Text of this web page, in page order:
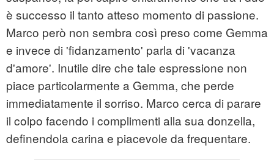
è successo il tanto atteso momento di passione.
Marco però non sembra così preso come Gemma
e invece di 'fidanzamento' parla di 'vacanza
d'amore'. Inutile dire che tale espressione non
piace particolarmente a Gemma, che perde
immediatamente il sorriso. Marco cerca di parare
il colpo facendo i complimenti alla sua donzella,
definendola carina e piacevole da frequentare.